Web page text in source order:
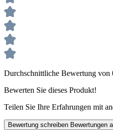
Durchschnittliche Bewertung von
Bewerten Sie dieses Produkt!
Teilen Sie Ihre Erfahrungen mit
Bewertung schreiben Bewertungen